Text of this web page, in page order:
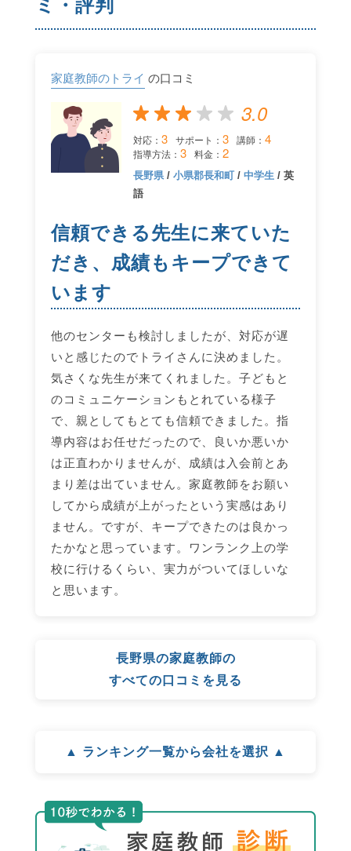
ミ・評判
家庭教師のトライ の口コミ
3.0
対応： 3 サポート： 3 講師： 4
指導方法： 3 料金： 2
長野県/ 小県郡長和町/ 中学生 / 英
語
信頼できる先生に来ていた
だき、成績もキープできて
います
他のセンターも検討しましたが、対応が遅
いと感じたのでトライさんに決めました。
気さくな先生が来てくれました。子どもと
のコミュニケーションもとれている様子
で、親としてもとても信頼できました。指
導内容はお任せだったので、良いか悪いか
は正直わかりませんが、成績は入会前とあ
まり差は出ていません。家庭教師をお願い
してから成績が上がったという実感はあり
ません。ですが、キープできたのは良かっ
たかなと思っています。ワンランク上の学
校に行けるくらい、実力がついてほしいな
と思います。
長野県の家庭教師の
すべての口コミを見る
▲ ランキング一覧から会社を選択 ▲